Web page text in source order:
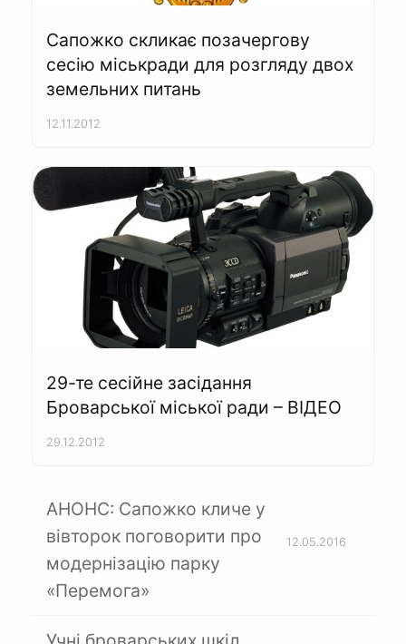
Сапожко скликає позачергову
сесію міськради для розгляду двох
земельних питань
12.11.2012
29-те сесійне засідання
Броварської міської ради – ВІДЕО
29.12.2012
АНОНС: Сапожко кличе у
вівторок поговорити про
модернізацію парку
«Перемога»
12.05.2016